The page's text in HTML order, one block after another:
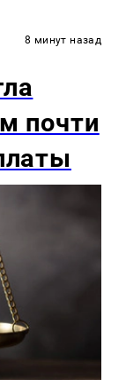
8 минут назад
почти